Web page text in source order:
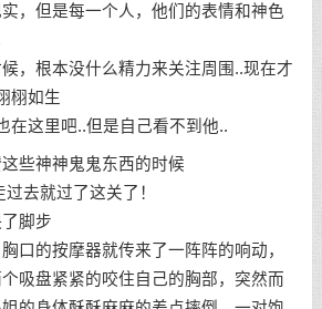
，但是每一个人，他们的表情和神色
，根本没什么精力来关注周围..现在才
栩如生
在这里吧..但是自己看不到他..
些神神鬼鬼东西的时候
去就过了这关了！
脚步
口的按摩器就传来了一阵阵的响动，
吸盘紧紧的咬住自己的胸部，突然而